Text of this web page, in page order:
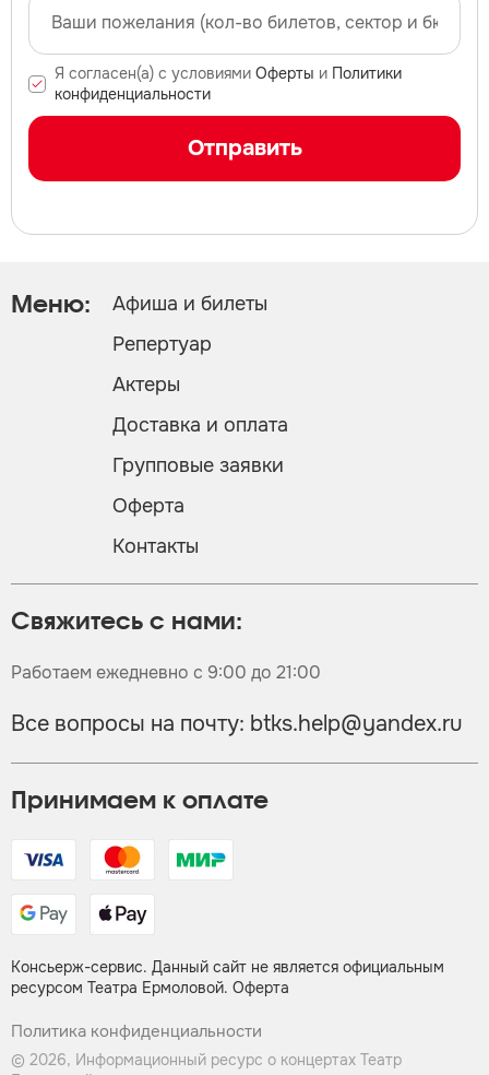
Я согласен(а) с условиями Оферты и Политики
конфиденциальности
Отправить
Принимаем к оплате
Консьерж-сервис. Данный сайт не является официальным
ресурсом Театра Ермоловой. Оферта
Политика конфиденциальности
© 2026, Информационный ресурс о концертах Театр
Свяжитесь с нами:
Работаем ежедневно с 9:00 до 21:00
Все вопросы на почту: btks.help@yandex.ru
Меню:
Афиша и билеты
Репертуар
Актеры
Доставка и оплата
Групповые заявки
Оферта
Контакты